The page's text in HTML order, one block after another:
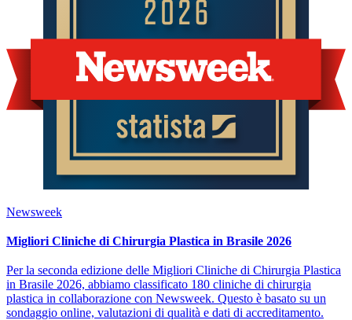
Newsweek
Migliori Cliniche di Chirurgia Plastica in Brasile 2026
Per la seconda edizione delle Migliori Cliniche di Chirurgia Plastica
in Brasile 2026, abbiamo classificato 180 cliniche di chirurgia
plastica in collaborazione con Newsweek. Questo è basato su un
sondaggio online, valutazioni di qualità e dati di accreditamento.